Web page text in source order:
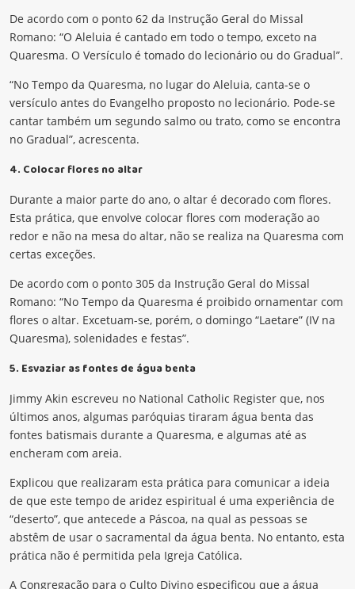
De acordo com o ponto 62 da Instrução Geral do Missal
Romano: “O Aleluia é cantado em todo o tempo, exceto na
Quaresma. O Versículo é tomado do lecionário ou do Gradual”.
“No Tempo da Quaresma, no lugar do Aleluia, canta-se o
versículo antes do Evangelho proposto no lecionário. Pode-se
cantar também um segundo salmo ou trato, como se encontra
no Gradual”, acrescenta.
4. Colocar flores no altar
Durante a maior parte do ano, o altar é decorado com flores.
Esta prática, que envolve colocar flores com moderação ao
redor e não na mesa do altar, não se realiza na Quaresma com
certas exceções.
De acordo com o ponto 305 da Instrução Geral do Missal
Romano: “No Tempo da Quaresma é proibido ornamentar com
flores o altar. Excetuam-se, porém, o domingo “Laetare” (IV na
Quaresma), solenidades e festas”.
5. Esvaziar as fontes de água benta
Jimmy Akin escreveu no National Catholic Register que, nos
últimos anos, algumas paróquias tiraram água benta das
fontes batismais durante a Quaresma, e algumas até as
encheram com areia.
Explicou que realizaram esta prática para comunicar a ideia
de que este tempo de aridez espiritual é uma experiência de
“deserto”, que antecede a Páscoa, na qual as pessoas se
abstêm de usar o sacramental da água benta. No entanto, esta
prática não é permitida pela Igreja Católica.
A Congregação para o Culto Divino especificou que a água